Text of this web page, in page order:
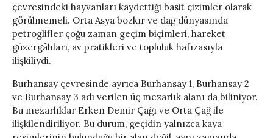
çevresindeki hayvanları kaydettiği basit çizimler olarak
görülmemeli. Orta Asya bozkır ve dağ dünyasında
petroglifler çoğu zaman geçim biçimleri, hareket
güzergâhları, av pratikleri ve topluluk hafızasıyla
ilişkiliydi.
Burhansay çevresinde ayrıca Burhansay 1, Burhansay 2
ve Burhansay 3 adı verilen üç mezarlık alanı da biliniyor.
Bu mezarlıklar Erken Demir Çağı ve Orta Çağ ile
ilişkilendiriliyor. Bu durum, geçidin yalnızca kaya